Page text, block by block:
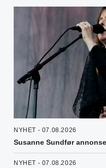
NYHET - 07.08.2026
Susanne Sundfør
NYHET - 07.08.2026